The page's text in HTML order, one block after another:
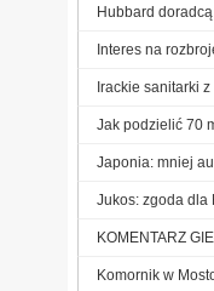
Hubbard
Interes na
Irackie sanitarki z
Jak podzielić 70
Japonia: mniej
Jukos: zgoda dla
KOMENTARZ
Komornik w